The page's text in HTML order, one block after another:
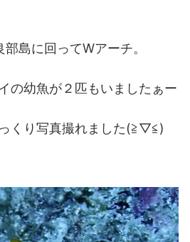
島に回ってWアーチ。
の幼魚が２匹もいましたぁー
くり写真撮れました(≧▽≦)